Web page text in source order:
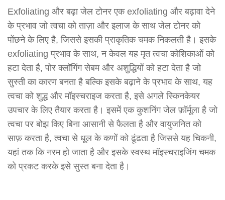
Exfoliating और बढ़ा जेल टोनर एक exfoliating और बढ़ावा देने
के प्रभाव जो त्वचा को ताज़ा और इलाज के साथ जेल टोनर को
पोंछने के लिए है, जिससे इसकी प्राकृतिक चमक निकलती है। इसके
exfoliating प्रभाव के साथ, न केवल यह मृत त्वचा कोशिकाओं को
हटा देता है, पोर क्लॉगिंग सेबम और अशुद्धियों को हटा देता है जो
सुस्ती का कारण बनता है बल्कि इसके बढ़ाने के प्रभाव के साथ, यह
त्वचा को शुद्ध और मॉइस्चराइज करता है, इसे अगले स्किनकेयर
उपचार के लिए तैयार करता है। इसमें एक कुशनिंग जेल फ़ॉर्मूला है जो
त्वचा पर बोझ किए बिना आसानी से फैलता है और वायुजनित को
साफ़ करता है, त्वचा से धूल के कणों को ढूंढता है जिससे यह चिकनी,
यहां तक कि नरम हो जाता है और इसके स्वस्थ मॉइस्चराइजिंग चमक
को प्रकट करके इसे सुस्त बना देता है।